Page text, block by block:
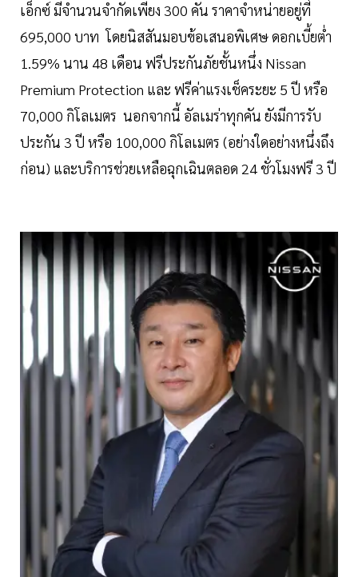
เอ็กซ์ มีจำนวนจำกัดเพียง 300 คัน ราคาจำหน่ายอยู่ที่
695,000 บาท โดยนิสสันมอบข้อเสนอพิเศษ ดอกเบี้ยต่ำ
1.59% นาน 48 เดือน ฟรีประกันภัยชั้นหนึ่ง Nissan
Premium Protection และ ฟรีค่าแรงเช็คระยะ 5 ปี หรือ
70,000 กิโลเมตร นอกจากนี้ อัลเมร่าทุกคัน ยังมีการรับ
ประกัน 3 ปี หรือ 100,000 กิโลเมตร (อย่างใดอย่างหนึ่งถึง
ก่อน) และบริการช่วยเหลือฉุกเฉินตลอด 24 ชั่วโมงฟรี 3 ปี